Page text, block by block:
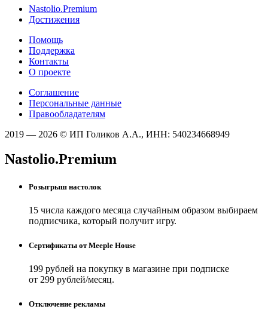
Nastolio.Premium
Достижения
Помощь
Поддержка
Контакты
О проекте
Соглашение
Персональные данные
Правообладателям
2019 — 2026 © ИП Голиков А.А., ИНН: 540234668949
Nastolio.Premium
Розыгрыш настолок
15 числа каждого месяца случайным образом выбираем
подписчика, который получит игру.
Сертификаты от Meeple House
199 рублей на покупку в магазине при подписке
от 299 рублей/месяц.
Отключение рекламы